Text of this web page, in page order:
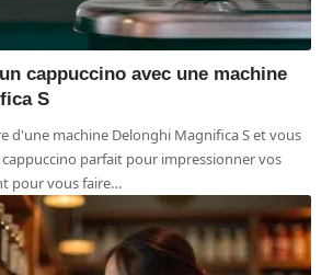
cappuccino avec une machine
S
d'une machine Delonghi Magnifica S et vous
parfait pour impressionner vos
pour vous faire…